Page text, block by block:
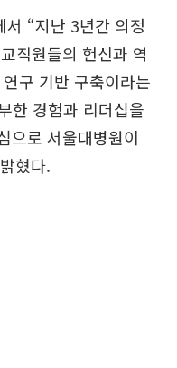
“지난 3년간 의정
직원들의 헌신과 역
구 기반 구축이라는
한 경험과 리더십을
으로 서울대병원이
혔다.